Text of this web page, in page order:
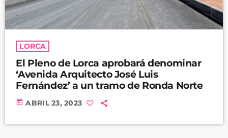
LORCA
El Pleno de Lorca aprobará denominar
‘Avenida Arquitecto José Luis
Fernández’ a un tramo de Ronda Norte
today ABRIL 23, 2023